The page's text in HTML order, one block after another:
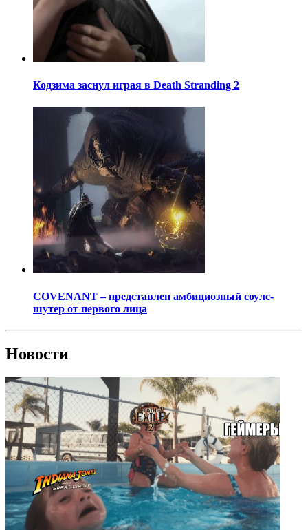
Кодзима заснул играя в Death Stranding 2
COVENANT – представлен амбициозный соулс-
шутер от первого лица
Новости